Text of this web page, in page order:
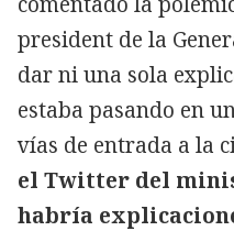
president de la
dar ni una sola
estaba pasando en
vías de entrada a la
el Twitter del
habría